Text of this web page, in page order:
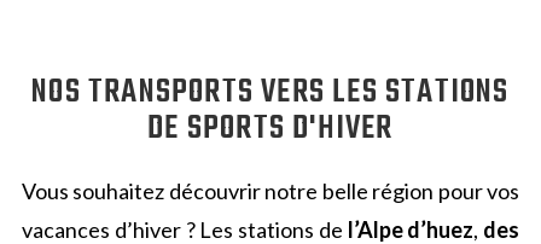
NOS TRANSPORTS VERS LES STATIONS
DE SPORTS D'HIVER
Vous souhaitez découvrir notre belle région pour vos
vacances d’hiver ? Les stations de l’Alpe d’huez, des